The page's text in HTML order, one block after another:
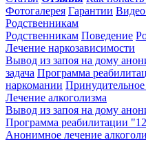
Фотогалерея Гарантии
Родственникам
Родственникам Поведение
Лечение наркозависимости
Вывод из запоя на дому
задача Программа
наркомании
Лечение алкоголизма
Вывод из запоя на дому
Программа реабилитации
Анонимное лечение